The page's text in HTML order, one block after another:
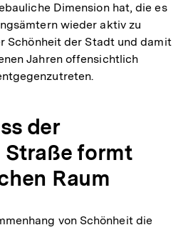
Dimension hat, die es
wieder aktiv zu
Schönheit der Stadt und damit
Jahren offensichtlich
der
formt
Raum
von Schönheit die